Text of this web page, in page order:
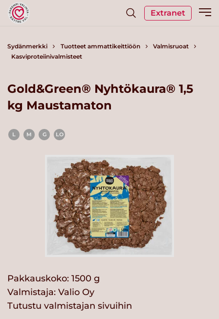
Extranet
Sydänmerkki Tuotteet ammattikeittiöön
Valmisruoat
Kasviproteiinivalmisteet
Gold&Green® Nyhtökaura® 1,5
kg Maustamaton
L M G LO
Pakkauskoko: 1500 g
Valmistaja: Valio Oy
Tutustu valmistajan sivuihin